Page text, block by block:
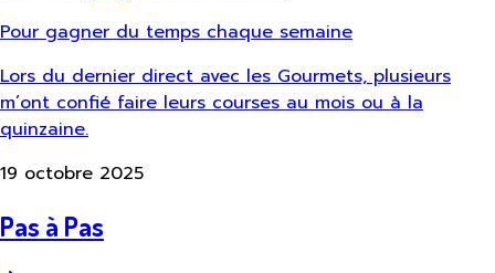
Pour gagner du temps chaque semaine
Lors du dernier direct avec les Gourmets, plusieurs
m’ont confié faire leurs courses au mois ou à la
quinzaine.
19 octobre 2025
Pas à Pas